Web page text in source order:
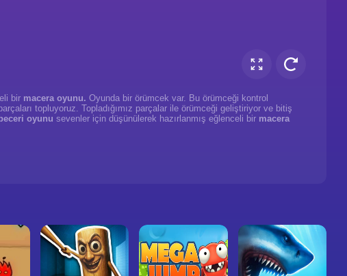
bir macera oyunu. Oyunda bir örümcek var. Bu örümceği kontrol
topluyoruz. Topladığımız parçalar ile örümceği geliştiriyor ve bitiş
beceri oyunu sevenler için düşünülerek hazırlanmış eğlenceli bir macera